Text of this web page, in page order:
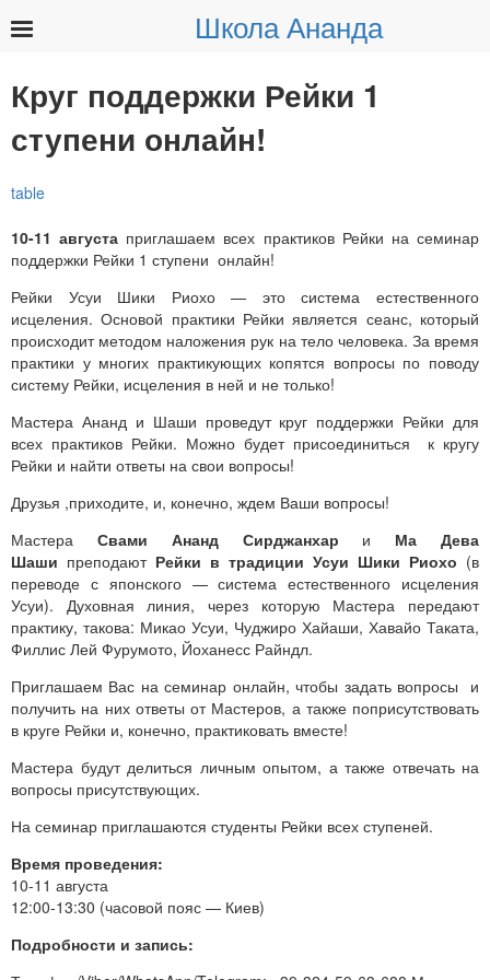
Школа Ананда
Круг поддержки Рейки 1
ступени онлайн!
10-11 августа приглашаем всех практиков Рейки на семинар
поддержки Рейки 1 ступени онлайн!
Рейки Усуи Шики Риохо — это система естественного
исцеления. Основой практики Рейки является сеанс, который
происходит методом наложения рук на тело человека. За время
практики у многих практикующих копятся вопросы по поводу
систему Рейки, исцеления в ней и не только!
Мастера Ананд и Шаши проведут круг поддержки Рейки для
всех практиков Рейки. Можно будет присоединиться к кругу
Рейки и найти ответы на свои вопросы!
Друзья ,приходите, и, конечно, ждем Ваши вопросы!
Мастера Свами Ананд Сирджанхар и Ма Дева
Шаши преподают Рейки в традиции Усуи Шики Риохо (в
переводе с японского — система естественного исцеления
Усуи). Духовная линия, через которую Мастера передают
практику, такова: Микао Усуи, Чуджиро Хайаши, Хавайо Таката,
Филлис Лей Фурумото, Йоханесс Райндл.
Приглашаем Вас на семинар онлайн, чтобы задать вопросы и
получить на них ответы от Мастеров, а также поприсутствовать
в круге Рейки и, конечно, практиковать вместе!
Мастера будут делиться личным опытом, а также отвечать на
вопросы присутствующих.
На семинар приглашаются студенты Рейки всех ступеней.
Время проведения:
10-11 августа
12:00-13:30 (часовой пояс — Киев)
Подробности и запись: